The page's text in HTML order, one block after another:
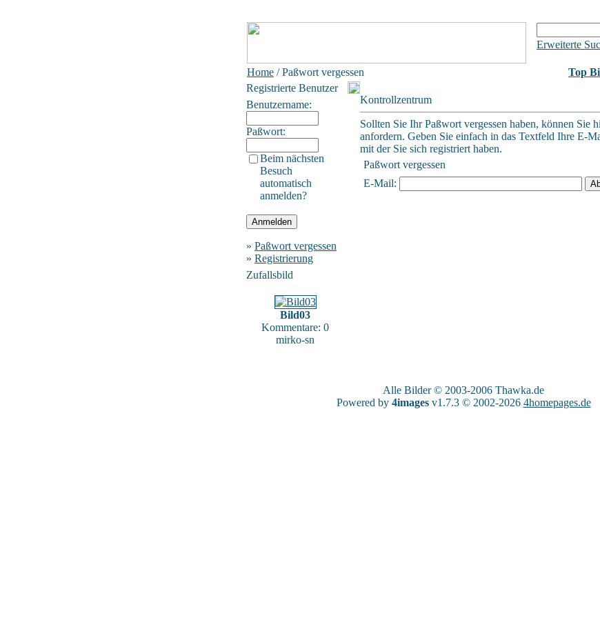
Erweiterte
Home / Paßwort vergessen Top
Registrierte Benutzer
Benutzername:
Paßwort:
Beim nächsten
Besuch
automatisch
anmelden?
» Paßwort vergessen
» Registrierung
Zufallsbild
Bild03
Kommentare: 0
mirko-sn
Kontrollzentrum
Sollten Sie Ihr Paßwort vergessen haben, können Sie
anfordern. Geben Sie einfach in das Textfeld Ihre E-
mit der Sie sich registriert haben.
Paßwort vergessen
E-Mail:
Alle Bilder © 2003-2006 Thawka.de
Powered by 4imagesv1.7.3 © 2002-2026 4homepages.de